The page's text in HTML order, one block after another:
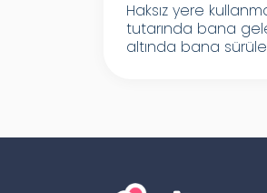
Haksız yere
tutarında bana
altında bana